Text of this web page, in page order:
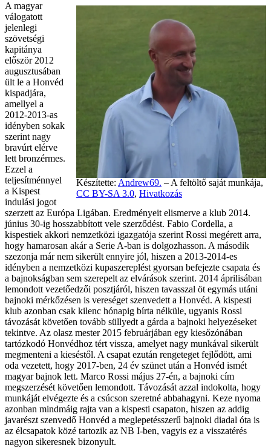
Készítette: Andrew69. – A feltöltő saját munkája,
CC BY-SA 3.0, Hivatkozás
A magyar
válogatott
jelenlegi
szövetségi
kapitánya
először 2012
augusztusában
ült le a Honvéd
kispadjára,
amellyel a
2012-2013-as
idényben sokak
szerint nagy
bravúrt elérve
lett bronzérmes.
Ezzel a
teljesítménnyel
a Kispest
indulási jogot
szerzett az Európa Ligában. Eredményeit elismerve a klub 2014.
június 30-ig hosszabbított vele szerződést. Fabio Cordella, a
kispestiek akkori nemzetközi igazgatója szerint Rossi megérett arra,
hogy hamarosan akár a Serie A-ban is dolgozhasson. A második
szezonja már nem sikerült ennyire jól, hiszen a 2013-2014-es
idényben a nemzetközi kupaszereplést gyorsan befejezte csapata és
a bajnokságban sem szerepelt az elvárások szerint. 2014 áprilisában
lemondott vezetőedzői posztjáról, hiszen tavasszal öt egymás utáni
bajnoki mérkőzésen is vereséget szenvedett a Honvéd. A kispesti
klub azonban csak kilenc hónapig bírta nélküle, ugyanis Rossi
távozását követően tovább süllyedt a gárda a bajnoki helyezéseket
tekintve. Az olasz mester 2015 februárjában egy kiesőzónában
tartózkodó Honvédhoz tért vissza, amelyet nagy munkával sikerült
megmenteni a kieséstől. A csapat ezután rengeteget fejlődött, ami
oda vezetett, hogy 2017-ben, 24 év szünet után a Honvéd ismét
magyar bajnok lett. Marco Rossi május 27-én, a bajnoki cím
megszerzését követően lemondott. Távozását azzal indokolta, hogy
munkáját elvégezte és a csúcson szeretné abbahagyni. Keze nyoma
azonban mindmáig rajta van a kispesti csapaton, hiszen az addig
javarészt szenvedő Honvéd a meglepetésszerű bajnoki diadal óta is
az élcsapatok közé tartozik az NB I-ben, vagyis ez a visszatérés
nagyon sikeresnek bizonyult.